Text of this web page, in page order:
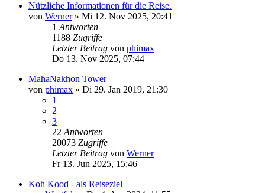
Nützliche Informationen für die Reise.
von Werner» Mi 12. Nov 2025, 20:41
1Antworten
1188 Zugriffe
Letzter Beitrag von phimax
Do 13. Nov 2025, 07:44
MahaNakhon Tower
von phimax » Di 29. Jan 2019, 21:30
1
2
3
22Antworten
20073 Zugriffe
Letzter Beitrag von Werner
Fr 13. Jun 2025, 15:46
Koh Kood - als Reiseziel